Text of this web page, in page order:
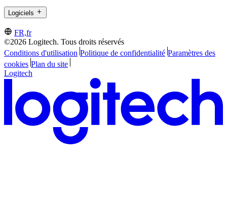
Logiciels
FR,fr
©2026 Logitech. Tous droits réservés
Conditions d'utilisation Politique de confidentialité Paramètres des
cookies Plan du site
Logitech